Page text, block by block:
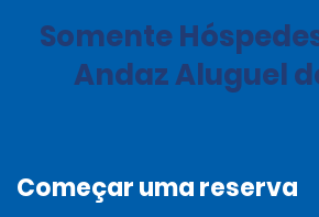
Somente
Andaz Aluguel
Começar uma reserva